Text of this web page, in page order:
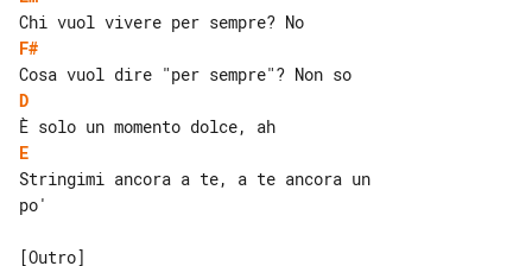
F#
D
E
Stringimi ancora a te, a te ancora un
po'